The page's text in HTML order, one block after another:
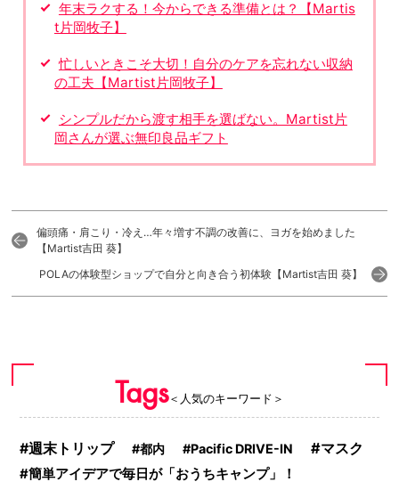
年末ラクする！今からできる準備とは？【Martis
t片岡牧子】
忙しいときこそ大切！自分のケアを忘れない収納
の工夫【Martist片岡牧子】
シンプルだから渡す相手を選ばない。Martist片
岡さんが選ぶ無印良品ギフト
偏頭痛・肩こり・冷え…年々増す不調の改善に、ヨガを始めました
【Martist吉田 葵】
POLAの体験型ショップで自分と向き合う初体験【Martist吉田 葵】
Tags＜人気のキーワード＞
週末トリップ 都内 Pacific DRIVE-IN マスク
簡単アイデアで毎日が「おうちキャンプ」！